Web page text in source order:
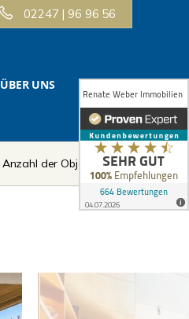
02247 | 96 96 56
ÜBER UNS KONTAKT
Anzahl der Objekte:7 | 12